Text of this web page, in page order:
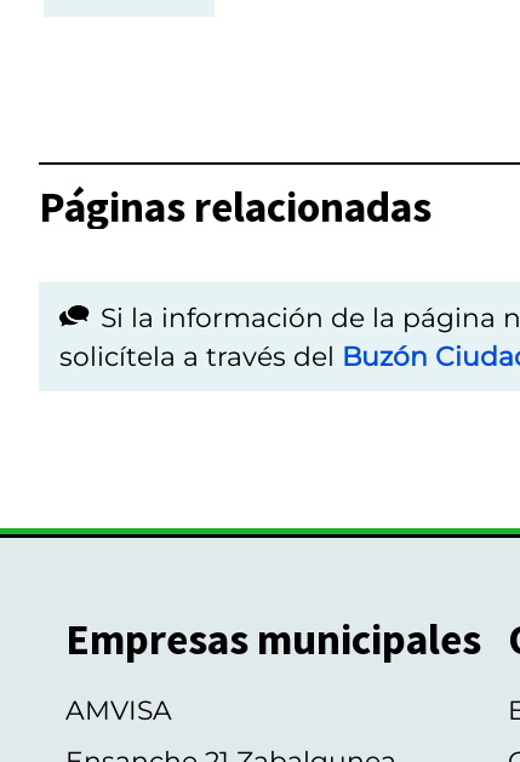
Páginas relacionadas
Si la información de la página
solicítela a través del Buzón
Empresas municipales
AMVISA